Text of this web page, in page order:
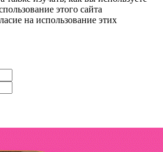
этого сайта
на использование этих